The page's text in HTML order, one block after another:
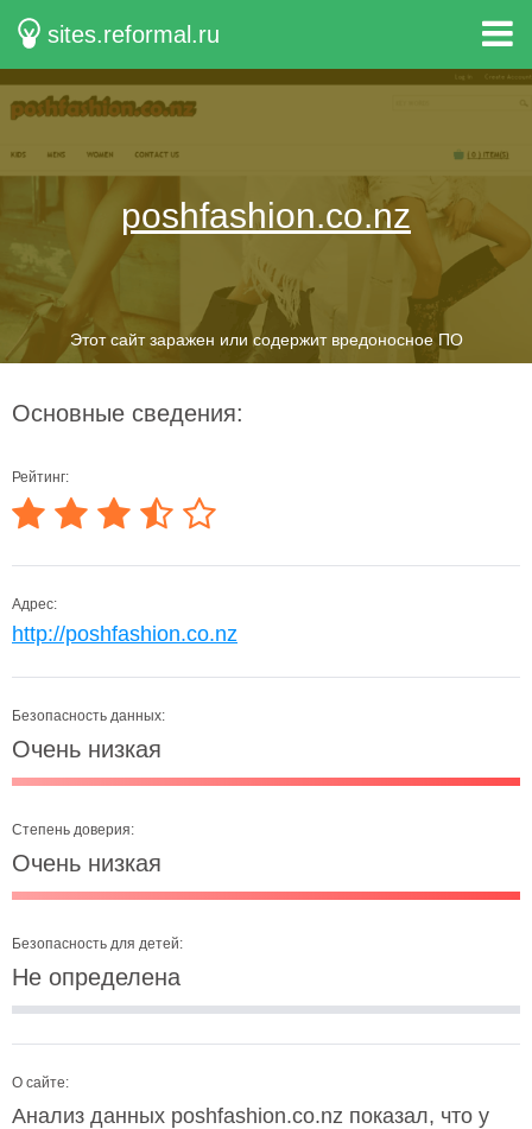
sites.reformal.ru
poshfashion.co.nz
Этот сайт заражен или содержит вредоносное ПО
Основные сведения:
Рейтинг:
Адрес:
http://poshfashion.co.nz
Безопасность данных:
Очень низкая
Степень доверия:
Очень низкая
Безопасность для детей:
Не определена
О сайте:
Анализ данных poshfashion.co.nz показал, что у